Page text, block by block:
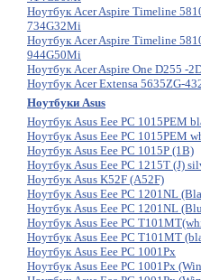
Ноутбук Acer Aspire Timeline
734G32Mi
Ноутбук Acer Aspire Timeline
944G50Mi
Ноутбук Acer Aspire One D255 -
Ноутбук Acer Extensa 5635ZG-
Ноутбуки Asus
Ноутбук Asus Eee PC 1015PEM
Ноутбук Asus Eee PC 1015PEM
Ноутбук Asus Eee PC 1015P (1B)
Ноутбук Asus Eee PC 1215T (J)
Ноутбук Asus K52F (A52F)
Ноутбук Asus Eee PC 1201NL
Ноутбук Asus Eee PC 1201NL
Ноутбук Asus Eee PC
Ноутбук Asus Eee PC T101MT
Ноутбук Asus Eee PC 1001Px
Ноутбук Asus Eee PC 1001Px